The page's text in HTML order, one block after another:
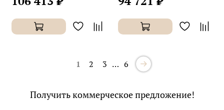
1 2 3 … 6
Получить коммерческое предложение!